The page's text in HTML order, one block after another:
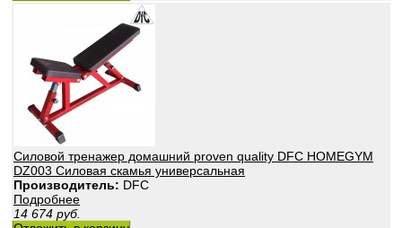
Силовой тренажер домашний proven quality DFC HOMEGYM
DZ003 Силовая скамья универсальная
Производитель: DFC
Подробнее
14 674 руб.